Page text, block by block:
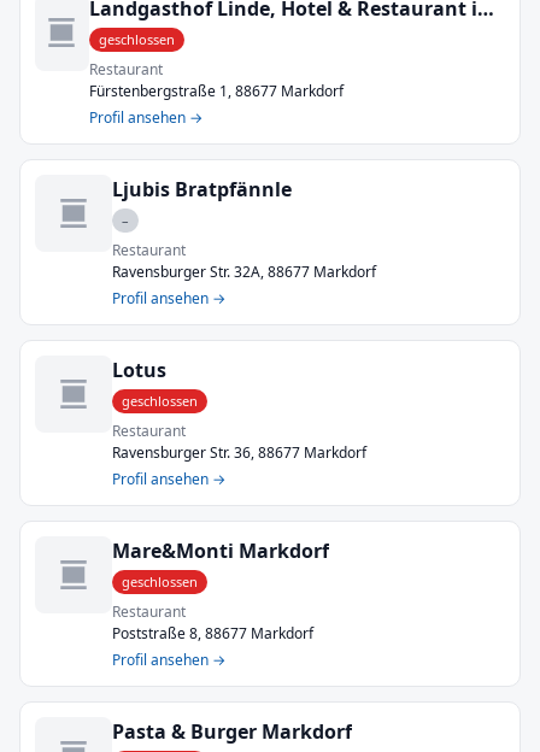
Landgasthof Linde, Hotel & Restaurant in Markdorf - Hepbach
geschlossen
Restaurant
Fürstenbergstraße 1, 88677 Markdorf
Profil ansehen →
Ljubis Bratpfännle
–
Restaurant
Ravensburger Str. 32A, 88677 Markdorf
Profil ansehen →
Lotus
geschlossen
Restaurant
Ravensburger Str. 36, 88677 Markdorf
Profil ansehen →
Mare&Monti Markdorf
geschlossen
Restaurant
Poststraße 8, 88677 Markdorf
Profil ansehen →
Pasta & Burger Markdorf